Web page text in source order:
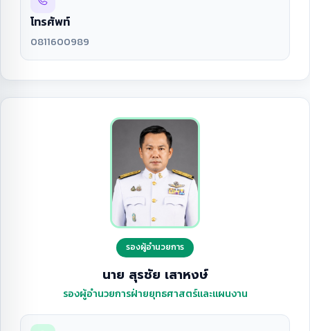
โทรศัพท์
0811600989
รองผู้อำนวยการ
นาย สุรชัย เสาหงษ์
รองผู้อำนวยการฝ่ายยุทธศาสตร์และแผนงาน